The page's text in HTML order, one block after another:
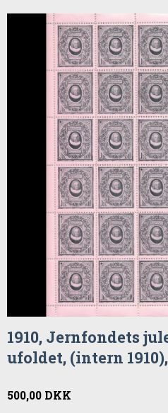
1910, Jernfondets
ufoldet, (intern 1910),
500,00 DKK